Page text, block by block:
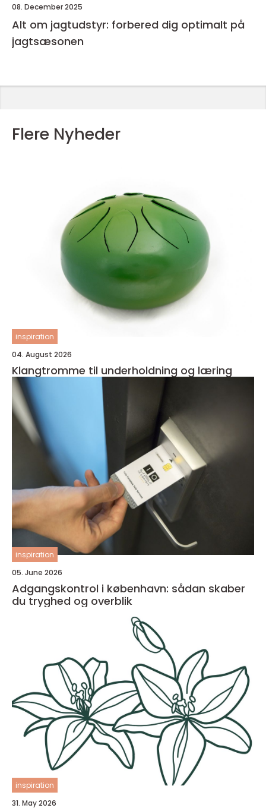
08. December 2025
Alt om jagtudstyr: forbered dig optimalt på
jagtsæsonen
Flere Nyheder
inspiration
04. August 2026
Klangtromme til underholdning og læring
inspiration
05. June 2026
Adgangskontrol i københavn: sådan skaber
du tryghed og overblik
inspiration
31. May 2026